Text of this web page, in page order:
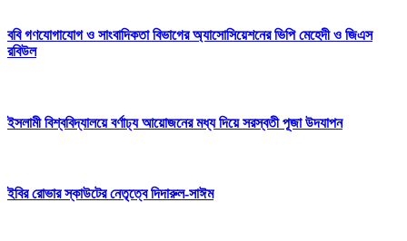
ববি গণযোগাযোগ ও সাংবাদিকতা বিভাগের অ্যাসোসিয়েশনের ভিপি মেহেদী ও জিএস
রবিউল
ইসলামী বিশ্ববিদ্যালয়ে বর্ণাঢ্য আয়োজনের মধ্য দিয়ে সরস্বতী পূজা উদযাপন
ইবির রোভার স্কাউটের নেতৃত্বে দিদারুল-সাঈম